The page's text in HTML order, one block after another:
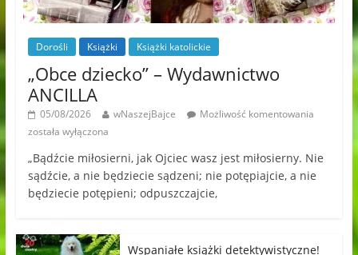
Dorośli Książki Książki katolickie
„Obce dziecko” – Wydawnictwo
ANCILLA
05/08/2026 wNaszejBajce
Możliwość komentowania
została wyłączona
„Bądźcie miłosierni, jak Ojciec wasz jest miłosierny. Nie
sądźcie, a nie będziecie sądzeni; nie potępiajcie, a nie
będziecie potępieni; odpuszczajcie,
Wspaniałe książki detektywistyczne!